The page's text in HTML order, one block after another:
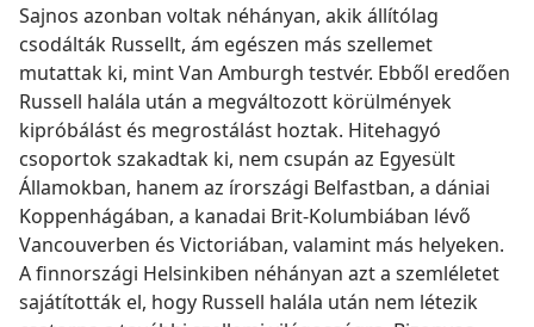
Sajnos azonban voltak néhányan, akik állítólag
csodálták Russellt, ám egészen más szellemet
mutattak ki, mint Van Amburgh testvér. Ebből eredően
Russell halála után a megváltozott körülmények
kipróbálást és megrostálást hoztak. Hitehagyó
csoportok szakadtak ki, nem csupán az Egyesült
Államokban, hanem az írországi Belfastban, a dániai
Koppenhágában, a kanadai Brit-Kolumbiában lévő
Vancouverben és Victoriában, valamint más helyeken.
A finnországi Helsinkiben néhányan azt a szemléletet
sajátították el, hogy Russell halála után nem létezik